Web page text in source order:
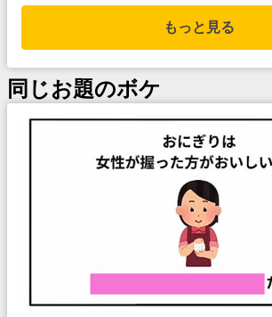
もっと見る
同じお題のボケ